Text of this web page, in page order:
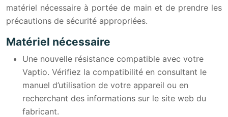
matériel nécessaire à portée de main et de prendre les
précautions de sécurité appropriées.
Matériel nécessaire
Une nouvelle résistance compatible avec votre
Vaptio. Vérifiez la compatibilité en consultant le
manuel d’utilisation de votre appareil ou en
recherchant des informations sur le site web du
fabricant.